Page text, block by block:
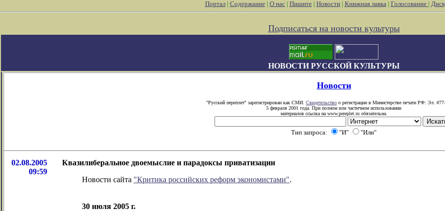
Портал| Содержание| О нас| Пишите| Новости| Книжная лавка| Голосование |
Подписаться на новости культуры
НОВОСТИ РУССКОЙ КУЛЬТУРЫ
Новости
"Русский переплет" зарегистрирован как СМИ. Свидетельство о регистрации в Министерстве печати РФ: Эл.
5 февраля 2001 года. При полном или частичном использовании
материалов ссылка на www.pereplet.ru обязательна.
Тип запроса: "И" "Или"
02.08.2005
09:59
Квазилиберальное двоемыслие и парадоксы приватизации
Новости сайта "Критика российских реформ экономистами".
30 июля 2005 г.